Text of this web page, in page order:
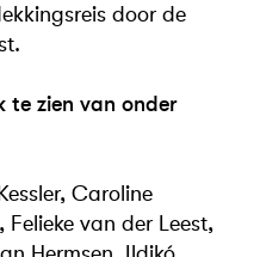
door de
te zien van onder
Caroline
van der Leest,